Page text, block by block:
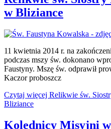
w Bliziance
11 kwietnia 2014 r. na
podczas mszy św. dokonano
Faustyny. Mszę św. odprawił
Kaczor proboszcz
Czytaj więcej Relikwie św.
Bliziance
Kolędnicy Misyjni